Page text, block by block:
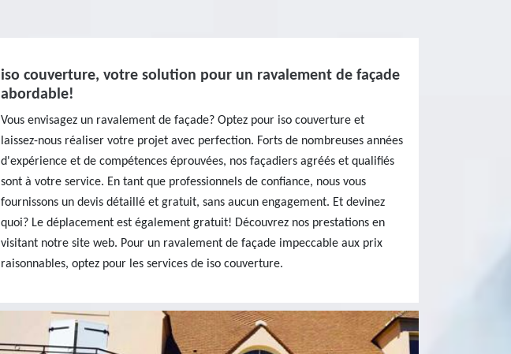
iso couverture, votre solution pour un ravalement de façade
abordable!
Vous envisagez un ravalement de façade? Optez pour iso couverture et
laissez-nous réaliser votre projet avec perfection. Forts de nombreuses années
d'expérience et de compétences éprouvées, nos façadiers agréés et qualifiés
sont à votre service. En tant que professionnels de confiance, nous vous
fournissons un devis détaillé et gratuit, sans aucun engagement. Et devinez
quoi? Le déplacement est également gratuit! Découvrez nos prestations en
visitant notre site web. Pour un ravalement de façade impeccable aux prix
raisonnables, optez pour les services de iso couverture.